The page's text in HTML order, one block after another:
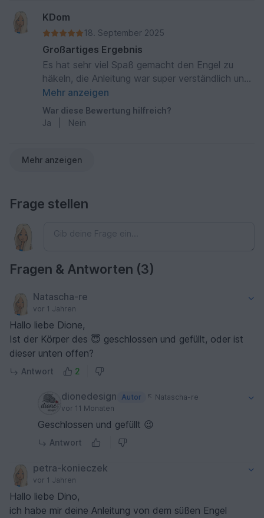
KDom
18. September 2025
Großartiges Ergebnis
Es hat sehr viel Spaß gemacht den Engel zu
häkeln, die Anleitung war super verständlich und
das Endprodukt ist wirklich unheimlich niedlich.
Mehr anzeigen
War diese Bewertung hilfreich?
Ja
Nein
Mehr anzeigen
Frage stellen
Fragen & Antworten (3)
Natascha-re
vor 1 Jahren
Hallo liebe Dione,
Ist der Körper des 😇 geschlossen und gefüllt, oder ist
dieser unten offen?
Antwort 2
dionedesign Autor
Natascha-re
vor 11 Monaten
Geschlossen und gefüllt 😉
Antwort
petra-konieczek
vor 1 Jahren
Hallo liebe Dino,
ich habe mir deine Anleitung von dem süßen Engel